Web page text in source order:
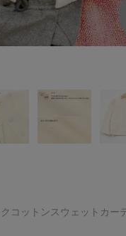
コットンスウェットカー